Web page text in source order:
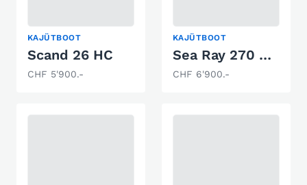
KAJÜTBOOT
Scand 26 HC
CHF 5'900.-
KAJÜTBOOT
Sea Ray 270 Sundancer
CHF 6'900.-